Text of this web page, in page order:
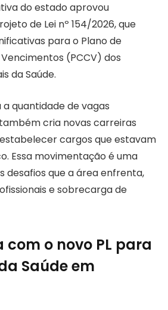
do estado aprovou
de Lei nº 154/2026, que
para o Plano de
(PCCV) dos
da Saúde.
a quantidade de vagas
cria novas carreiras
cargos que estavam
Essa movimentação é uma
desafios que a área enfrenta,
e sobrecarga de
com o novo PL para
Saúde em